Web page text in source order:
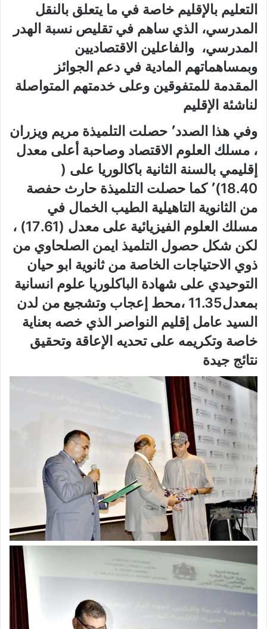
التعليم بالإقليم خاصة في ما يتعلق بالنقل
المدرسي، الذي ساهم في تقليص نسبة الهدر
المدرسي، والفاعلين الاقتصاديين
وبمساهماتهم المادية في دعم الجوائز
المقدمة للمتفوقين وعلى خدمتهم المتواصلة
لناشئة الإقليم
وفي هذا الصدد٬ حصلت التلميذة مريم ويزران
، مسلك العلوم الاقتصاد وصاحبة أعلى معدل
إقليمي بالسنة الثانية باكالوريا على (
18.40)٬ كما حصلت التلميذة حارث حفصة
من الثانوية التاهيلية الطيب الخمال في
مسلك العلوم الفيزيائية على معدل (17.61) ،
لكن شكل حصول التلميذ ايمن الصلحاوي من
ذوي الاحتياجات الخاصة من ثانوية ابو حيان
التوحيدي على شهادة الباكلوريا علوم انسانية
بمعدل11.35 ،محط إعجاب وتشجيع من لدن
السيد عامل إقليم النواصر الذي خصه بعناية
خاصة وتكريمه على تحديه الإعاقة وتحقيق
نتائج جيدة